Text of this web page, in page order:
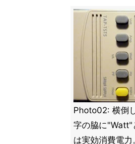
Photo02: 横倒
字の脇に"Watt"
は実効消費電力